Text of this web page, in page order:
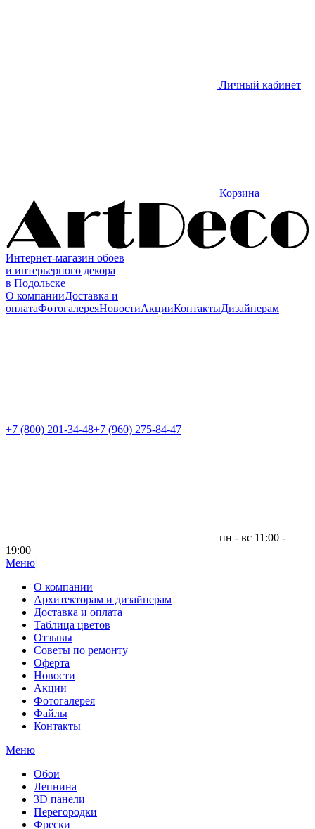
Личный кабинет
Корзина
Интернет-магазин обоев
и интерьерного декора
в Подольске
О компанииДоставка и
оплатаФотогалереяНовостиАкцииКонтактыДизайнерам
+7 (800) 201-34-48+7 (960) 275-84-47
пн - вс 11:00 -
19:00
Меню|
О компании
Архитекторам и дизайнерам
Доставка и оплата
Таблица цветов
Отзывы
Советы по ремонту
Оферта
Новости
Акции
Фотогалерея
Файлы
Контакты
Меню
Обои
Лепнина
3D панели
Перегородки
Фрески